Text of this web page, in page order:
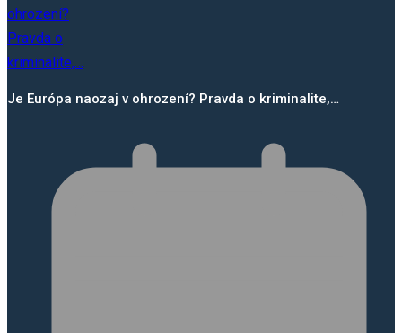
Je Európa naozaj v ohrození? Pravda o kriminalite,…